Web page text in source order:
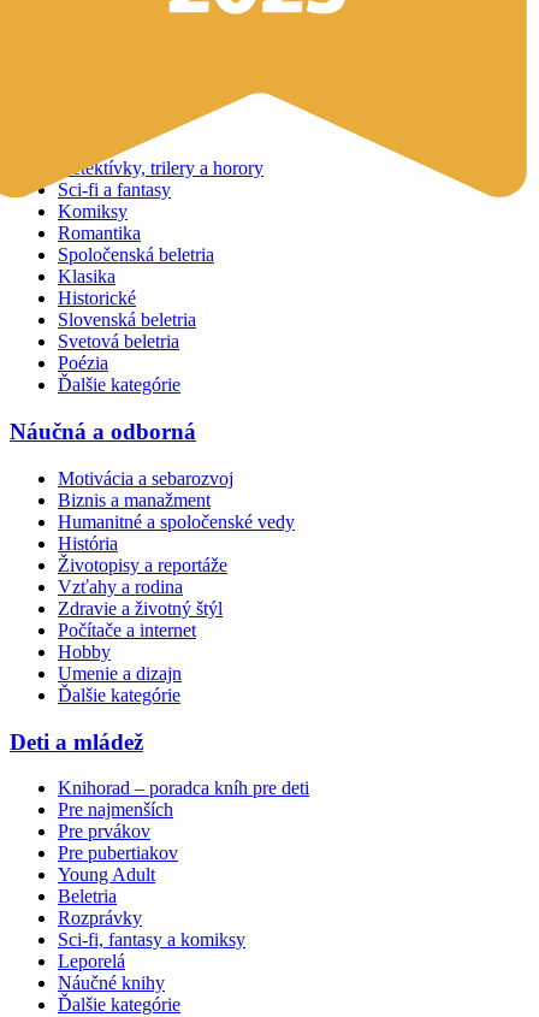
Detektívky, trilery a horory
Sci-fi a fantasy
Komiksy
Romantika
Spoločenská beletria
Klasika
Historické
Slovenská beletria
Svetová beletria
Poézia
Ďalšie kategórie
Náučná a odborná
Motivácia a sebarozvoj
Biznis a manažment
Humanitné a spoločenské vedy
História
Životopisy a reportáže
Vzťahy a rodina
Zdravie a životný štýl
Počítače a internet
Hobby
Umenie a dizajn
Ďalšie kategórie
Deti a mládež
Knihorad – poradca kníh pre deti
Pre najmenších
Pre prvákov
Pre pubertiakov
Young Adult
Beletria
Rozprávky
Sci-fi, fantasy a komiksy
Leporelá
Náučné knihy
Ďalšie kategórie